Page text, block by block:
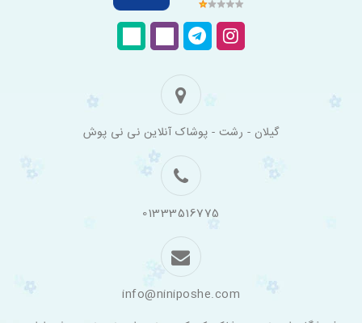
گیلان - رشت - پوشاک آنلاین نی نی پوش
01333516775
info@niniposhe.com